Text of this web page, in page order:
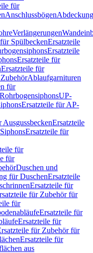
für
Anschlussbögen
Verlängerungen
SpülbeckenErsatzteile
Ersatzteile
Ersatzteile für
Ersatzteile für
Ablaufgarnituren
für
UP-
Ersatzteile für AP-
Ersatzteile
SiphonsErsatzteile für
für
für
Duschen und
für DuschenErsatzteile
Ersatzteile für
für Zubehör für
für
Ersatzteile für
Ersatzteile für
für Zubehör für
Ersatzteile für
aus